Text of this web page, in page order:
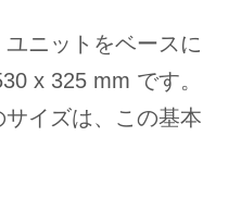
ニットをベースに
x 325 mm です。
イズは、この基本